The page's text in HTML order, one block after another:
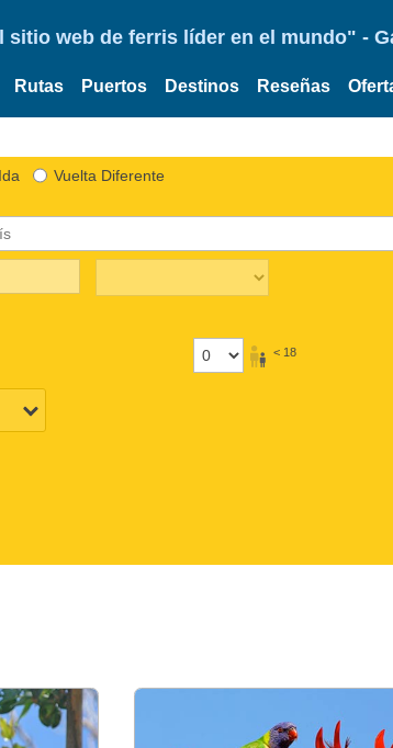
sitio web de ferris líder en el mundo" -
Rutas Puertos Destinos Reseñas
Vuelta Diferente
< 18